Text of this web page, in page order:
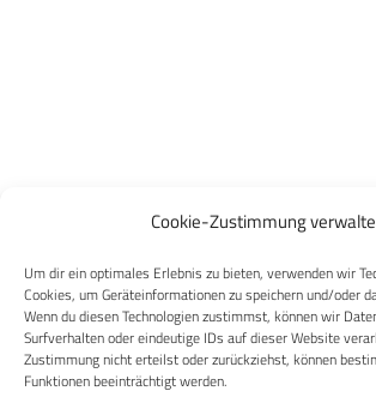
Cookie-Zustimmung
Um dir ein optimales Erlebnis zu bieten, verwenden wir
Cookies, um Geräteinformationen zu speichern und/oder
Wenn du diesen Technologien zustimmst, können wir
Surfverhalten oder eindeutige IDs auf dieser Website
Zustimmung nicht erteilst oder zurückziehst, können
Funktionen beeinträchtigt werden.